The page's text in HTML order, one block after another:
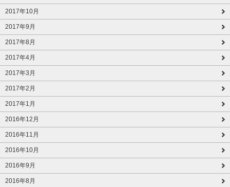
2017年10月
2017年9月
2017年8月
2017年4月
2017年3月
2017年2月
2017年1月
2016年12月
2016年11月
2016年10月
2016年9月
2016年8月